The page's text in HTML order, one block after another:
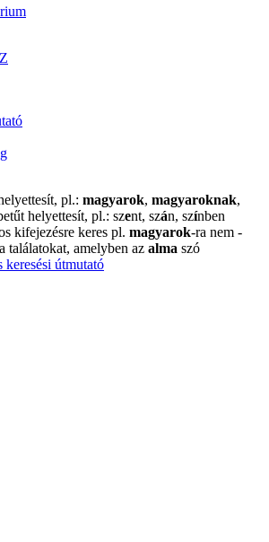
pl.: magyarok, magyaroknak,
helyettesít, pl.: szent, szán, színben
kifejezésre keres pl. magyarok-ra nem -
találatokat, amelyben az alma szó
keresési útmutató